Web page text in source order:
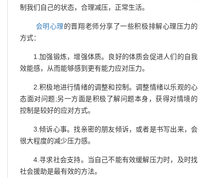
制我们自己的状态，合理减压，正常生活。
会明心理的晋翔老师分享了一些积极排解心理压力的
方式：
1.加强锻炼，增强体质。良好的体质会促进人们的自我
效能感，从而能够感到更有能力应对压力。
2.积极地进行情绪的调整和控制。调整情绪以乐观的心
态面对问题;另一方面是积极了解问题本身，获得对情境的
控制是较好的应对方式。
3.倾诉心事。找亲密的朋友倾诉，或者是书写出来，会
很大程度的减少压力感。
4.寻求社会支持。当自己不能有效缓解压力时，及时找
社会援助是最有效的方法。